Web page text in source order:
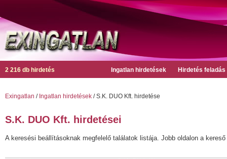
2 216 db hirdetés Ingatlan hirdetések Hirdetés feladás
Exingatlan / Ingatlan hirdetések / S.K. DUO Kft. hirdetése
S.K. DUO Kft. hirdetései
A keresési beállításoknak megfelelő találatok listája. Jobb oldalon a